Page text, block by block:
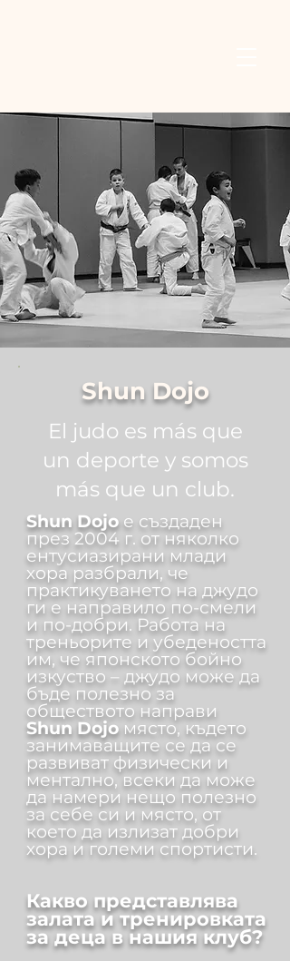
Shun Dojo
El judo es más que
un deporte y somos
más que un club.
Shun Dojo е създаден
през 2004 г. от няколко
ентусиазирани млади
хора разбрали, че
практикуването на джудо
ги е направило по-смели
и по-добри. Работа на
треньорите и убедеността
им, че японското бойно
изкуство – джудо може да
бъде полезно за
обществото направи
Shun Dojo място, където
занимаващите се да се
развиват физически и
ментално, всеки да може
да намери нещо полезно
за себе си и място, от
което да излизат добри
хора и големи спортисти.
Какво представлява
залата и тренировката
за деца в нашия клуб?